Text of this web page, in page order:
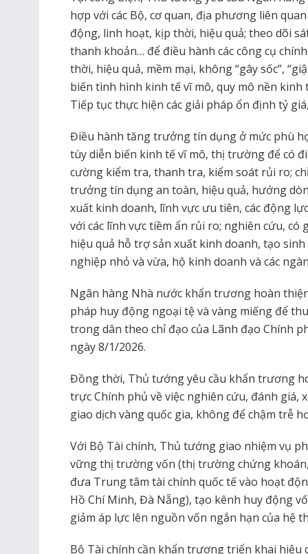
hợp với các Bộ, cơ quan, địa phương liên
động, linh hoạt, kịp thời, hiệu quả; theo dõi
thanh khoản… để điều hành các công cụ
thời, hiệu quả, mềm mại, không “gây sốc”,
biến tình hình kinh tế vĩ mô, quy mô nền kinh
Tiếp tục thực hiện các giải pháp ổn định tỷ
Điều hành tăng trưởng tín dụng ở mức phù
tùy diễn biến kinh tế vĩ mô, thị trường để có
cường kiểm tra, thanh tra, kiểm soát rủi ro;
trưởng tín dụng an toàn, hiệu quả, hướng
xuất kinh doanh, lĩnh vực ưu tiên, các động
với các lĩnh vực tiềm ẩn rủi ro; nghiên cứu,
hiệu quả hỗ trợ sản xuất kinh doanh, tạo
nghiệp nhỏ và vừa, hộ kinh doanh và các
Ngân hàng Nhà nước khẩn trương hoàn
pháp huy động ngoại tệ và vàng miếng để
trong dân theo chỉ đạo của Lãnh đạo Chính
ngày 8/1/2026.
Đồng thời, Thủ tướng yêu cầu khẩn trương
trực Chính phủ về việc nghiên cứu, đánh giá,
giao dịch vàng quốc gia, không để chậm trễ
Với Bộ Tài chính, Thủ tướng giao nhiệm vụ
vững thị trường vốn (thị trường chứng
đưa Trung tâm tài chính quốc tế vào hoạt
Hồ Chí Minh, Đà Nẵng), tạo kênh huy động
giảm áp lực lên nguồn vốn ngắn hạn của hệ
Bộ Tài chính cần khẩn trương triển khai hiệu